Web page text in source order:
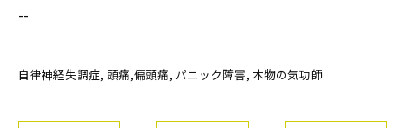
--
自律神経失調症 頭痛,偏頭痛 パニック障害 本物の気功師